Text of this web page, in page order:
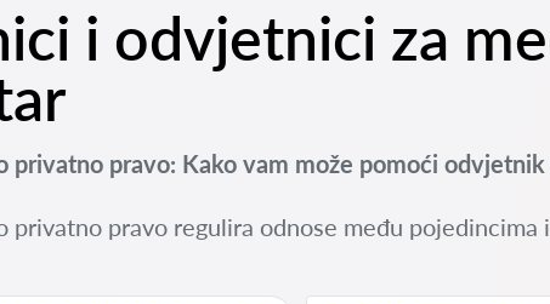
i odvjetnici za
privatno pravo: Kako vam može pomoći odvjetnik
privatno pravo regulira odnose među pojedincima